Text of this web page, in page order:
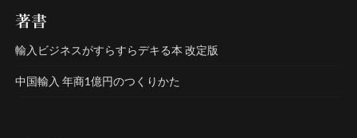
著書
輸入ビジネスがすらすらデキる本 改定版
中国輸入 年商1億円のつくりかた